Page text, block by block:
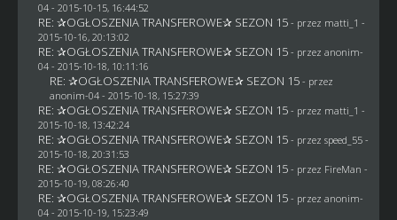
04- 2015-10-15, 16:44:52
RE: ✰OGŁOSZENIA TRANSFEROWE✰ SEZON 15 - przez matti_1 -
2015-10-16, 20:13:02
RE: ✰OGŁOSZENIA TRANSFEROWE✰ SEZON 15 - przez anonim-
04- 2015-10-18, 10:11:16
RE: ✰OGŁOSZENIA TRANSFEROWE✰ SEZON 15 - przez
anonim-04- 2015-10-18, 15:27:39
RE: ✰OGŁOSZENIA TRANSFEROWE✰ SEZON 15 - przez matti_1 -
2015-10-18, 13:42:24
RE: ✰OGŁOSZENIA TRANSFEROWE✰ SEZON 15 - przez speed_55 -
2015-10-18, 20:31:53
RE: ✰OGŁOSZENIA TRANSFEROWE✰ SEZON 15 - przez FireMan -
2015-10-19, 08:26:40
RE: ✰OGŁOSZENIA TRANSFEROWE✰ SEZON 15 - przez anonim-
04- 2015-10-19, 15:23:49